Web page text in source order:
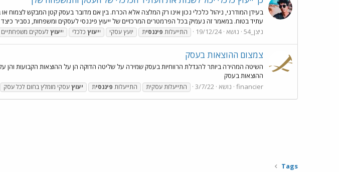
בעידן המודרני, ניהול כלכלי נכון אינו רק המלצה אלא הכרח. בין אם מדובר בעסק קטן המבקש לצמוח
עתיד בטוח. במאמר זה נעמיק בכל הפרמטרים המרכזיים של ייעוץ פיננסי לעסקים ומשפחות, נסביר
ניצן_54
נושא 19/12/24 התייעלות פיננסית יועץ עסקי ייעוץ כלכלי ייעוץ לעסקים משפחתיים
צמצום ההוצאות בעסק
השיטה המהירה ביותר להגדלת הרווחיות בעסק שמירה על שליטה הדוקה הן על ההוצאות הקבועות והן
ההוצאות בעסק
financier נושא 3/7/22 התייעלות עסקית התייעלות פיננסית יעוץעסקי מומלץ בחום לכל עסק
Tags